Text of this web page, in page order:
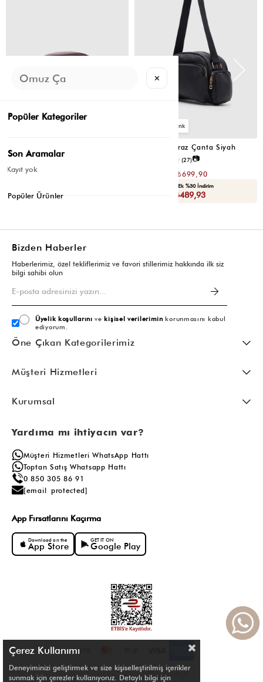
₺1.399,80
Sepette : ₺489,93
Montes Çapraz Çanta Siyah
(27)📷
₺699,90
Seçili Ürünlerde Ek %30 İndirim
Sepette : ₺489,93
Bizden Haberler
Haberlerimiz, özel tekliflerimiz ve favori stillerimiz hakkında ilk siz
bilgi sahibi olun
Üyelik koşullarını vekişisel verileriminkorunmasını kabul
ediyorum.
Öne Çıkan Kategorilerimiz
Müşteri Hizmetleri
Kurumsal
Yardıma mı ihtiyacın var?
Müşteri Hizmetleri WhatsApp Hattı
Toptan Satış Whatsapp Hattı
0 850 305 86 91
[email protected]
App Fırsatlarını Kaçırma
Download on the
App Store
GET IT ON
Google Play
Çerez Kullanımı
Deneyiminizi geliştirmek ve size kişiselleştirilmiş içerikler
sunmak için çerezler kullanıyoruz. Detaylı bilgi için
✕
Popüler Kategoriler
Son Aramalar
Kayıt yok
Popüler Ürünler